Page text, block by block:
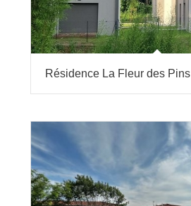
Résidence La Fleur des Pins